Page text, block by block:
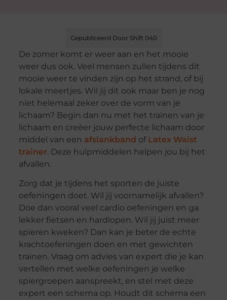
Gepubliceerd Door Shift 040
De zomer komt er weer aan en het mooie
weer dus ook. Veel mensen zullen tijdens dit
mooie weer te vinden zijn op het strand, of bij
lokale meertjes. Wil jij dit ook maar ben je nog
niet helemaal zeker over de vorm van je
lichaam? Begin dan nu met het trainen van je
lichaam en creëer jouw perfecte lichaam door
middel van een afslankband of Latex Waist
trainer. Deze hulpmiddelen helpen jou bij het
afvallen.
Zorg dat je tijdens het sporten de juiste
oefeningen doet. Wil jij voornamelijk afvallen?
Doe dan vooral veel cardio oefeningen en ga
lekker fietsen en hardlopen. Wil jij juist meer
spieren kweken? Dan kan je beter de echte
krachtoefeningen doen en met gewichten
trainen. Vraag om advies van expert die je kan
vertellen met welke oefeningen je welke
spiergroepen aanspreekt, en stel met deze
expert een schema op. Houdt dit schema een